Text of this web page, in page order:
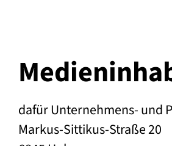
dafür Unternehmens- und
Markus-Sittikus-Straße 20